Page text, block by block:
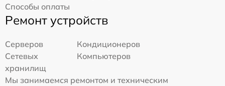
Способы оплаты
Ремонт устройств
Серверов
Кондиционеров
Сетевых
хранилищ
Компьютеров
Мы занимаемся ремонтом и техническим